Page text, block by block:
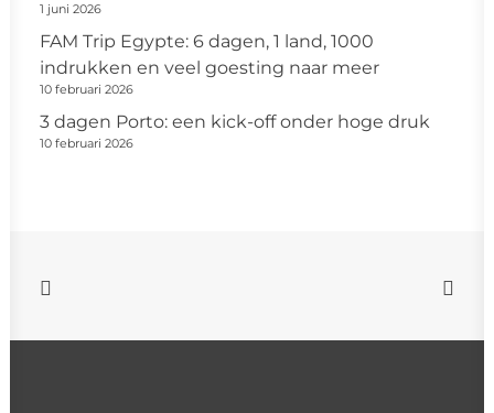
1 juni 2026
FAM Trip Egypte: 6 dagen, 1 land, 1000
indrukken en veel goesting naar meer
10 februari 2026
3 dagen Porto: een kick-off onder hoge druk
10 februari 2026